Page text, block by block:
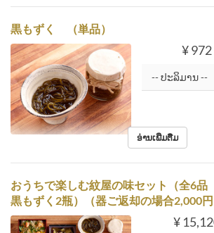
黒もずく （単品）
¥ 972
ອ່ານເພີ່ມຕື່ມ
おうちで楽しむ紋屋の味セット（全6品
黒もずく2瓶）（器ご返却の場合2,000円
¥